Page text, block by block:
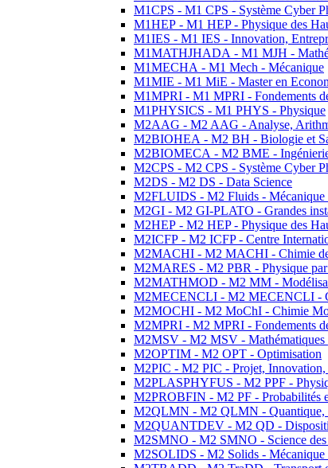
M1CPS - M1 CPS - Système Cyber
M1HEP - M1 HEP - Physique des
M1IES - M1 IES - Innovation,
M1MATHJHADA - M1 MJH -
M1MECHA - M1 Mech - Mécanique
M1MIE - M1 MiE - Master en
M1MPRI - M1 MPRI - Fondements
M1PHYSICS - M1 PHYS - Physique
M2AAG - M2 AAG - Analyse,
M2BIOHEA - M2 BH - Biologie et
M2BIOMECA - M2 BME -
M2CPS - M2 CPS - Système Cyber
M2DS - M2 DS - Data Science
M2FLUIDS - M2 Fluids - Mécanique
M2GI - M2 GI-PLATO - Grandes
M2HEP - M2 HEP - Physique des
M2ICFP - M2 ICFP - Centre
M2MACHI - M2 MACHI - Chimie
M2MARES - M2 PBR - Physique par
M2MATHMOD - M2 MM -
M2MECENCLI - M2 MECENCLI -
M2MOCHI - M2 MoChI - Chimie
M2MPRI - M2 MPRI - Fondements
M2MSV - M2 MSV - Mathématiques
M2OPTIM - M2 OPT - Optimisation
M2PIC - M2 PIC - Projet, Innovation,
M2PLASPHYFUS - M2 PPF -
M2PROBFIN - M2 PF - Probabilités
M2QLMN - M2 QLMN - Quantique,
M2QUANTDEV - M2 QD -
M2SMNO - M2 SMNO - Science
M2SOLIDS - M2 Solids - Mécanique